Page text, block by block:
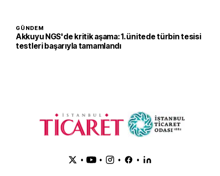
GÜNDEM
Akkuyu NGS'de kritik aşama: 1. ünitede türbin tesisi
testleri başarıyla tamamlandı
• • • •